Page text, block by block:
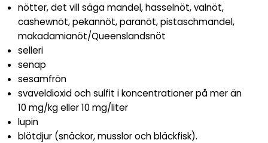
nötter, det vill säga mandel, hasselnöt, valnöt,
cashewnöt, pekannöt, paranöt, pistaschmandel,
makadamianöt/Queenslandsnöt
selleri
senap
sesamfrön
svaveldioxid och sulfit i koncentrationer på mer än
10 mg/kg eller 10 mg/liter
lupin
blötdjur (snäckor, musslor och bläckfisk).